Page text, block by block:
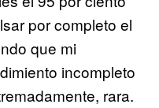
por completo el
que mi
incompleto
rara.